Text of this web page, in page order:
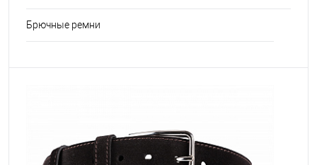
Брючные ремни